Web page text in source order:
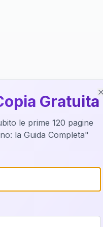
di
Gratuita
le prime 120 pagine
la Guida Completa"